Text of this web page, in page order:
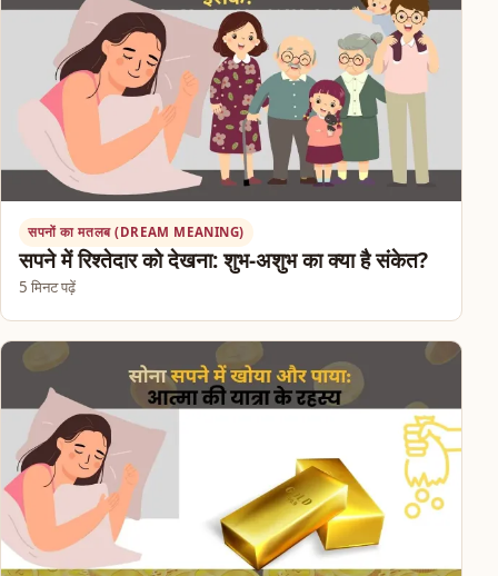
सपनों का मतलब (DREAM MEANING)
सपने में रिश्तेदार को देखना: शुभ-अशुभ का क्या है संकेत?
5 मिनट पढ़ें